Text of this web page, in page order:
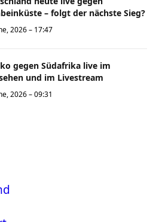
– folgt der nächste Sieg?
2026 – 17:47
gegen Südafrika live im
und im Livestream
2026 – 09:31